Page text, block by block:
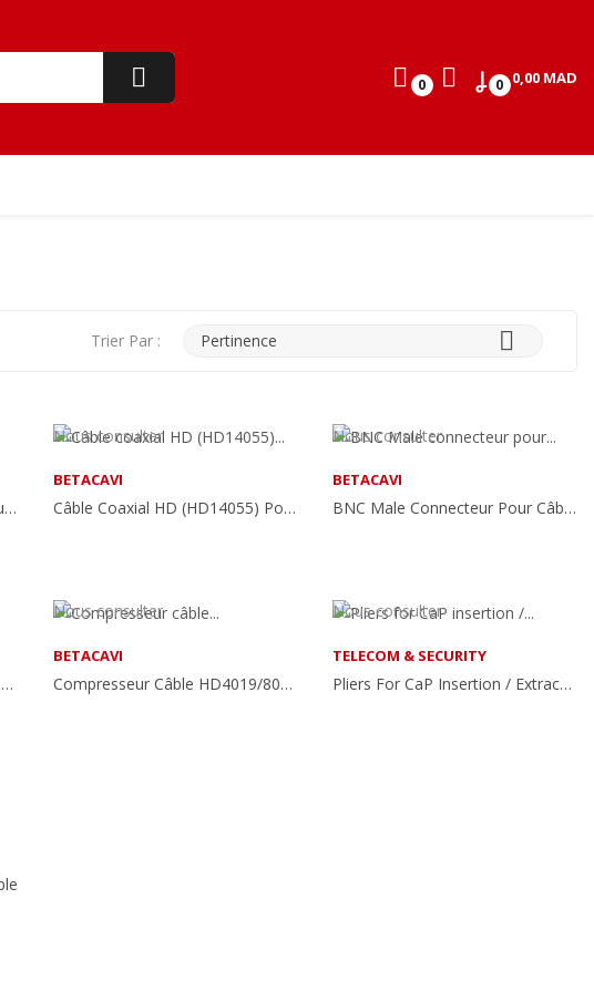
0 0,00 MAD
0
Trier Par : Pertinence 
Câble Coaxial HD (HD8035) Pour Vidéosurveillance
Nous consulter
BETACAVI
Câble Coaxial HD (HD14055) Pour Vidéosurveillance
Nous consulter
BETACAVI
BNC Male Connecteur Pour Câble HD8035
Dénudeur De Cable HD4019/8035/14055
Nous consulter
BETACAVI
Compresseur Câble HD4019/8035/14055
Nous consulter
TELECOM & SECURITY
Pliers For CaP Insertion / Extraction